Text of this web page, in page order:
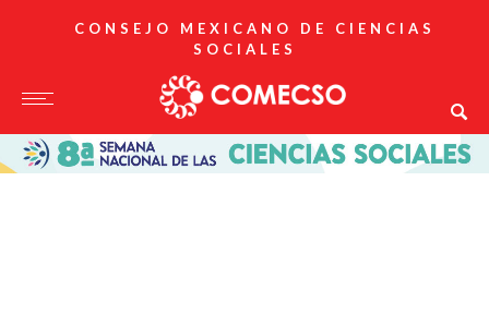
CONSEJO MEXICANO DE CIENCIAS
SOCIALES